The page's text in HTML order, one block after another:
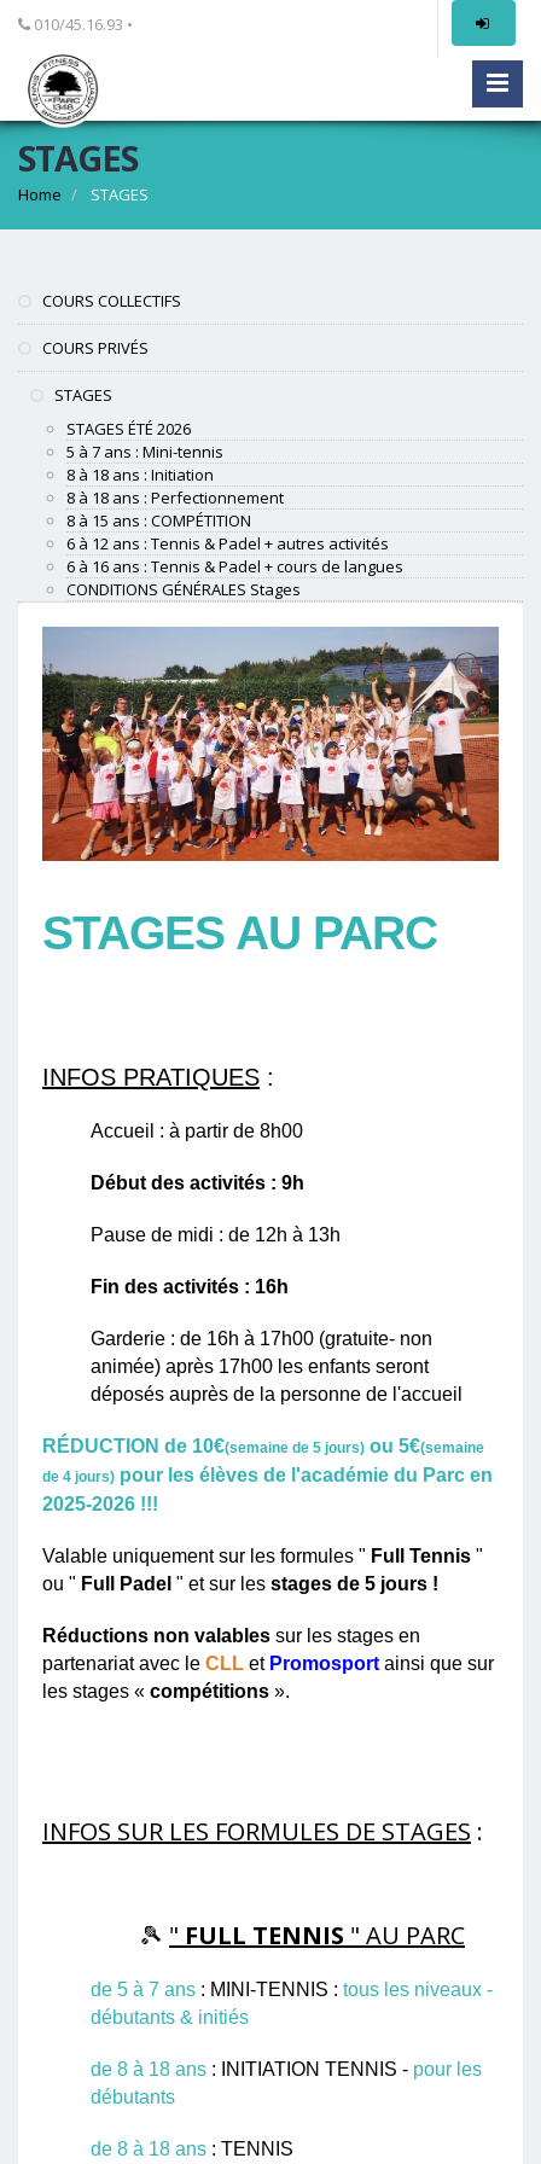
010/45.16.93 •
STAGES
Home STAGES
COURS COLLECTIFS
COURS PRIVÉS
STAGES
STAGES ÉTÉ 2026
5 à 7 ans : Mini-tennis
8 à 18 ans : Initiation
8 à 18 ans : Perfectionnement
8 à 15 ans : COMPÉTITION
6 à 12 ans : Tennis & Padel + autres activités
6 à 16 ans : Tennis & Padel + cours de langues
CONDITIONS GÉNÉRALES Stages
STAGES AU PARC
INFOS PRATIQUES :
Accueil : à partir de 8h00
Début des activités : 9h
Pause de midi : de 12h à 13h
Fin des activités : 16h
Garderie : de 16h à 17h00 (gratuite- non
animée) après 17h00 les enfants seront
déposés auprès de la personne de l'accueil
RÉDUCTION de 10€(semaine de 5 jours) ou 5€(semaine
de 4 jours) pour les élèves de l'académie du Parc en
2025-2026 !!!
Valable uniquement sur les formules " Full Tennis "
ou " Full Padel " et sur les stages de 5 jours !
Réductions non valables sur les stages en
partenariat avec le CLL et Promosport ainsi que sur
les stages « compétitions ».
INFOS SUR LES FORMULES DE STAGES :
🎾 " FULL TENNIS " AU PARC
de 5 à 7 ans : MINI-TENNIS : tous les niveaux -
débutants & initiés
de 8 à 18 ans : INITIATION TENNIS - pour les
débutants
de 8 à 18 ans : TENNIS